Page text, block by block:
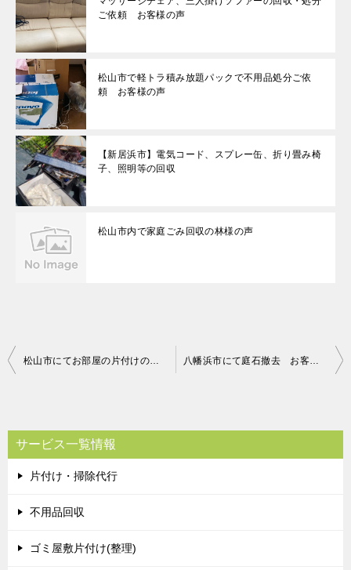
ご依頼 お客様の声
松山市で軽トラ積み放題パックで不用品処分ご依
頼 お客様の声
【新居浜市】電気コード、スプレー缶、折り畳み椅
子、照明等の回収
松山市内で家庭ごみ回収の林様の声
投
ビ
ゲ
ー
シ
松山市にてお部屋の片付けの手伝い お客様の声 八幡浜市にて庭石撤去 お客さまの声
サービス一覧情報
片付け・掃除代行
不用品回収
ゴミ屋敷片付け(整理)